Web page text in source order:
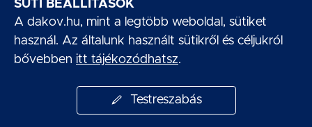
Akadálymentesítési nyilatkozat
Süti kezelés
Impresszum
SÜTI BEÁLLÍTÁSOK
A dakov.hu, mint a legtöbb weboldal, sütiket
használ. Az általunk használt sütikről és céljukról
bővebben itt tájékozódhatsz.
Testreszabás